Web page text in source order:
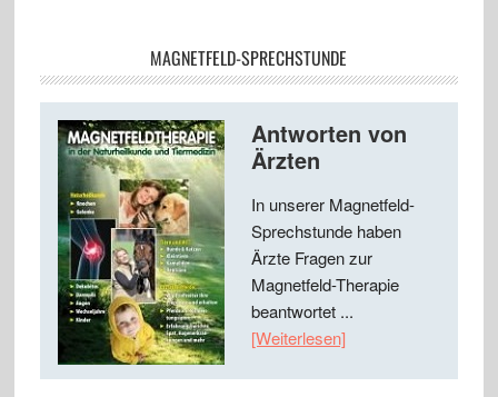
MAGNETFELD-SPRECHSTUNDE
Antworten von
Ärzten
In unserer Magnetfeld-
Sprechstunde haben
Ärzte Fragen zur
Magnetfeld-Therapie
beantwortet ...
[Weiterlesen]